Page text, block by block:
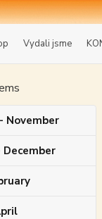
Vydali jsme
November
December